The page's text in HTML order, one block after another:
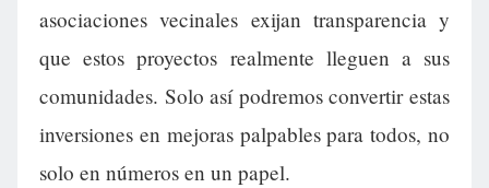
asociaciones vecinales exijan transparencia y
que estos proyectos realmente lleguen a sus
comunidades. Solo así podremos convertir estas
inversiones en mejoras palpables para todos, no
solo en números en un papel.